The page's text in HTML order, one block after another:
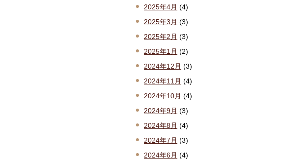
2025年4月 (4)
2025年3月 (3)
2025年2月 (3)
2025年1月 (2)
2024年12月 (3)
2024年11月 (4)
2024年10月 (4)
2024年9月 (3)
2024年8月 (4)
2024年7月 (3)
2024年6月 (4)